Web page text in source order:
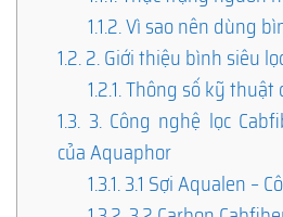
1.1.2.Vì sao nên dùng
1.2.2. Giới thiệu bình siêu
1.2.1.Thông số kỹ thuật
1.3. 3. Công nghệ lọc
của Aquaphor
1.3.1.3.1 Sợi Aqualen –